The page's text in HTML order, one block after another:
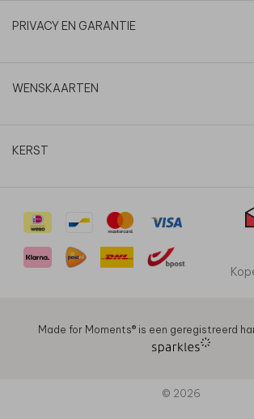
PRIVACY EN GARANTIE
WENSKAARTEN
KERST
Made for Moments®️ is een geregistreerd
© 2026